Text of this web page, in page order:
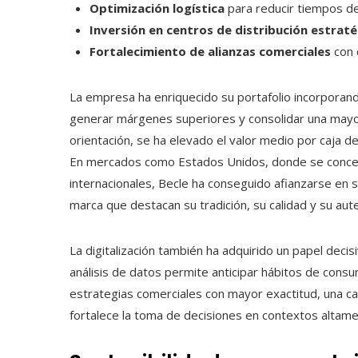
Optimización logística para reducir tiempos
Inversión en centros de distribución
Fortalecimiento de alianzas comerciales con
La empresa ha enriquecido su portafolio
generar márgenes superiores y consolidar una
orientación, se ha elevado el valor medio por caja
En mercados como Estados Unidos, donde se
internacionales, Becle ha conseguido afianzarse
marca que destacan su tradición, su calidad y su
La digitalización también ha adquirido un papel
análisis de datos permite anticipar hábitos de
estrategias comerciales con mayor exactitud, una
fortalece la toma de decisiones en contextos